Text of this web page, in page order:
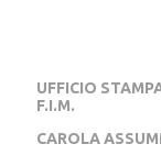
UFFICIO
F.I.M.
CAROLA